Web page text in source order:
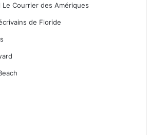
Courrier des Amériques
de Floride